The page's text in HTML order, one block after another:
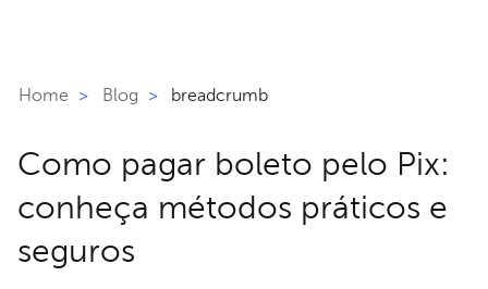
Home > Blog > breadcrumb
Como pagar boleto pelo Pix:
conheça métodos práticos e
seguros